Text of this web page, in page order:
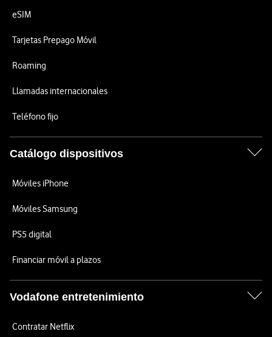
eSIM
Tarjetas Prepago Móvil
Roaming
Llamadas internacionales
Teléfono fijo
Catálogo dispositivos
Móviles iPhone
Móviles Samsung
PS5 digital
Financiar móvil a plazos
Vodafone entretenimiento
Contratar Netflix